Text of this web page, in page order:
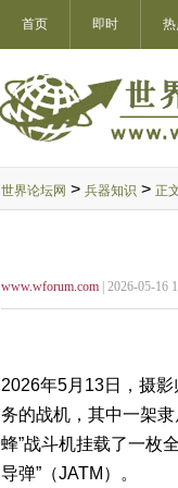
首页 即时 热
世界论坛网 > 兵器知识 > 正
www.wforum.com | 2026-05-16
2026年5月13日，摄
务的战机，其中一架
蜂”战斗机挂载了一枚
导弹”（JATM）。